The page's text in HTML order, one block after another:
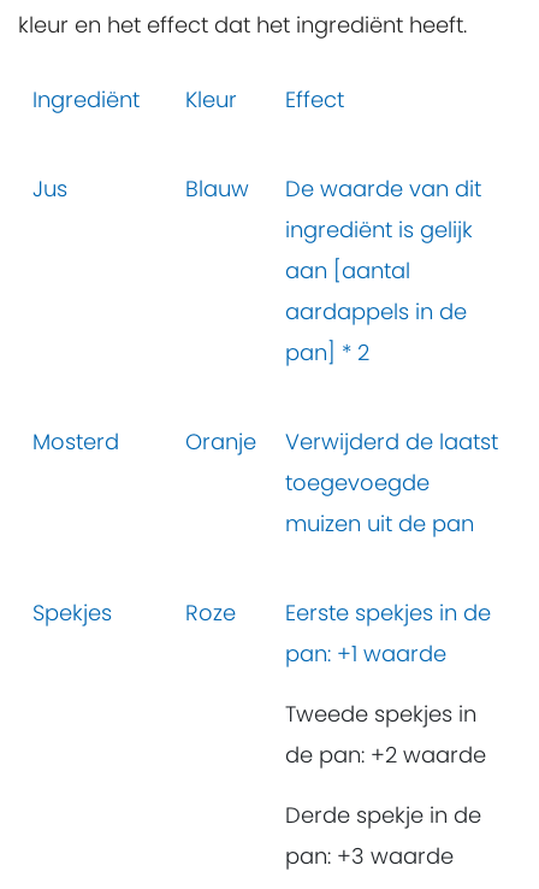
kleur en het effect dat het ingrediënt heeft.
Ingrediënt Kleur Effect
Jus Blauw
De waarde van dit
ingrediënt is gelijk
aan [aantal
aardappels in de
pan] * 2
Mosterd Oranje
Verwijderd de laatst
toegevoegde
muizen uit de pan
Spekjes Roze
Eerste spekjes in de
pan: +1 waarde
Tweede spekjes in
de pan: +2 waarde
Derde spekje in de
pan: +3 waarde